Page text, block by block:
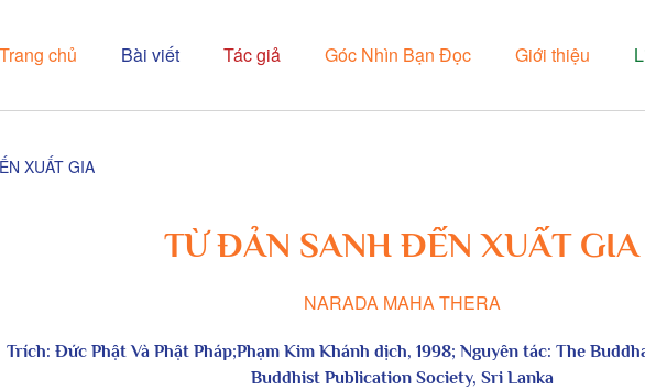
Trang chủ Bài viết Tác giả Góc Nhìn Bạn Đọc Giới thiệu
XUẤT GIA
TỪ ĐẢN SANH ĐẾN XUẤT GIA
NARADA MAHA THERA
Trích: Đức Phật Và Phật Pháp;Phạm Kim Khánh dịch, 1998; Nguyên tác: The
Buddhist Publication Society, Sri Lanka